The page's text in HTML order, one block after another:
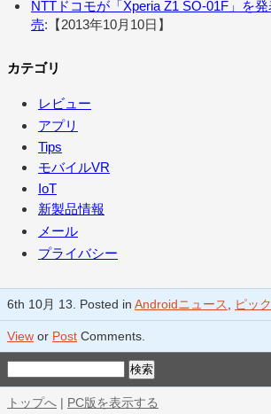
NTTドコモが「Xperia Z1 SO-01F」を
売:【2013年10月10日】
カテゴリ
レビュー
アプリ
Tips
モバイルVR
IoT
新製品情報
メール
プライバシー
6th 10月 13. Posted in Androidニュース ピッ
View or Post Comments.
トップへ | PC版を表示する